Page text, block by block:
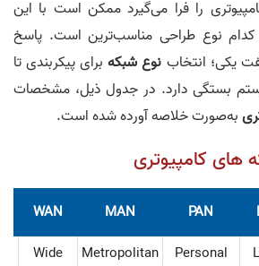
را فرا می‌گیرد ممکن است با این
نوع طراحی مناسب‌ترین است. پاسخ
یکی؛ انتخاب نوع شبکهبرای پیکربندی تا
بستگی دارد. در جدول ذیل، مشخصات
به‌صورت خلاصه آورده شده است.
های کامپیوتری
PAN
MAN
WAN
Personal
Metropolitan
Wide